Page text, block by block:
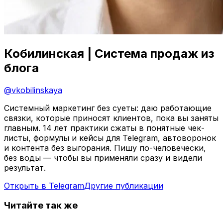
Кобилинская | Система продаж из
блога
@vkobilinskaya
Системный маркетинг без суеты: даю работающие
связки, которые приносят клиентов, пока вы заняты
главным. 14 лет практики сжаты в понятные чек-
листы, формулы и кейсы для Telegram, автоворонок
и контента без выгорания. Пишу по-человечески,
без воды — чтобы вы применяли сразу и видели
результат.
Открыть в TelegramДругие публикации
Читайте так же